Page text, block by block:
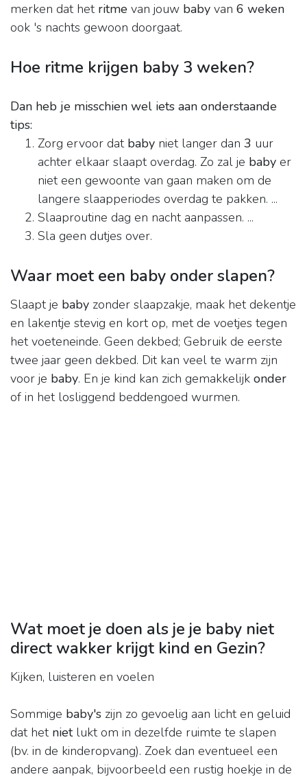
merken dat het ritme van jouw baby van 6 weken
ook 's nachts gewoon doorgaat.
Hoe ritme krijgen baby 3 weken?
Dan heb je misschien wel iets aan onderstaande
tips:
Zorg ervoor dat baby niet langer dan 3 uur
achter elkaar slaapt overdag. Zo zal je baby er
niet een gewoonte van gaan maken om de
langere slaapperiodes overdag te pakken. ...
Slaaproutine dag en nacht aanpassen. ...
Sla geen dutjes over.
Waar moet een baby onder slapen?
Slaapt je baby zonder slaapzakje, maak het dekentje
en lakentje stevig en kort op, met de voetjes tegen
het voeteneinde. Geen dekbed; Gebruik de eerste
twee jaar geen dekbed. Dit kan veel te warm zijn
voor je baby. En je kind kan zich gemakkelijk onder
of in het losliggend beddengoed wurmen.
Wat moet je doen als je je baby niet
direct wakker krijgt kind en Gezin?
Kijken, luisteren en voelen
Sommige baby's zijn zo gevoelig aan licht en geluid
dat het nietlukt om in dezelfde ruimte te slapen
(bv. in de kinderopvang). Zoek dan eventueel een
andere aanpak, bijvoorbeeld een rustig hoekje in de